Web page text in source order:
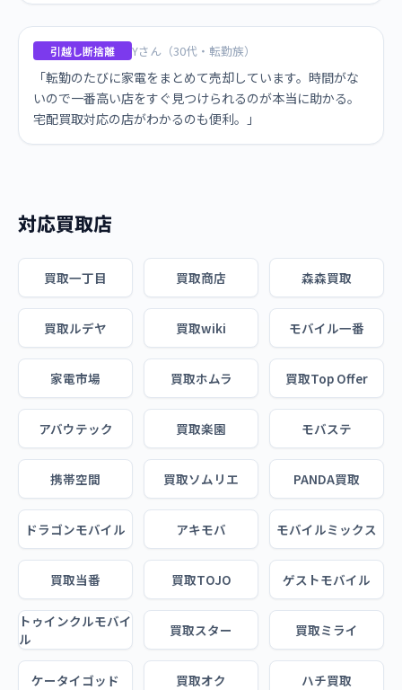
引越し断捨離 Yさん（30代・転勤族）
「転勤のたびに家電をまとめて売却しています。時間がな
いので一番高い店をすぐ見つけられるのが本当に助かる。
宅配買取対応の店がわかるのも便利。」
対応買取店
買取一丁目 買取商店 森森買取
買取ルデヤ 買取wiki モバイル一番
家電市場 買取ホムラ 買取Top Offer
アバウテック 買取楽園 モバステ
携帯空間 買取ソムリエ PANDA買取
ドラゴンモバイル アキモバ モバイルミックス
買取当番 買取TOJO ゲストモバイル
トゥインクルモバイ
ル
買取スター 買取ミライ
ケータイゴッド 買取オク ハチ買取